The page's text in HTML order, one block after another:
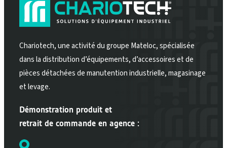
Chariotech, une activité du groupe Mateloc, spécialisée
dans la distribution d’équipements, d’accessoires et de
pièces détachées de manutention industrielle, magasinage
et levage.
Démonstration produit et
retrait de commande en agence :